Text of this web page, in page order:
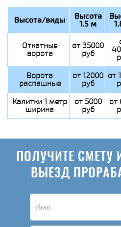
Высота/виды Высота
1.5 м
Откатные
ворота
от 35000
руб
Ворота
распашные
от 12000
руб
от
Калитки 1 метр
ширина
от 5000
руб
от
ПОЛУЧИТЕ СМЕТУ
ВЫЕЗД